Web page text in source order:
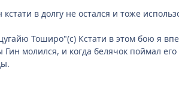
в долгу не остался и тоже
Тоширо"(с) Кстати в этом бою я
молился, и когда белячок поймал